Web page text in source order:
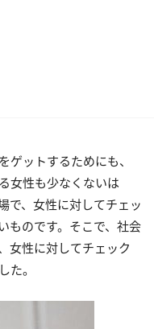
ゲットするためにも、
女性も少なくないは
で、女性に対してチェッ
ものです。そこで、社会
女性に対してチェック
た。